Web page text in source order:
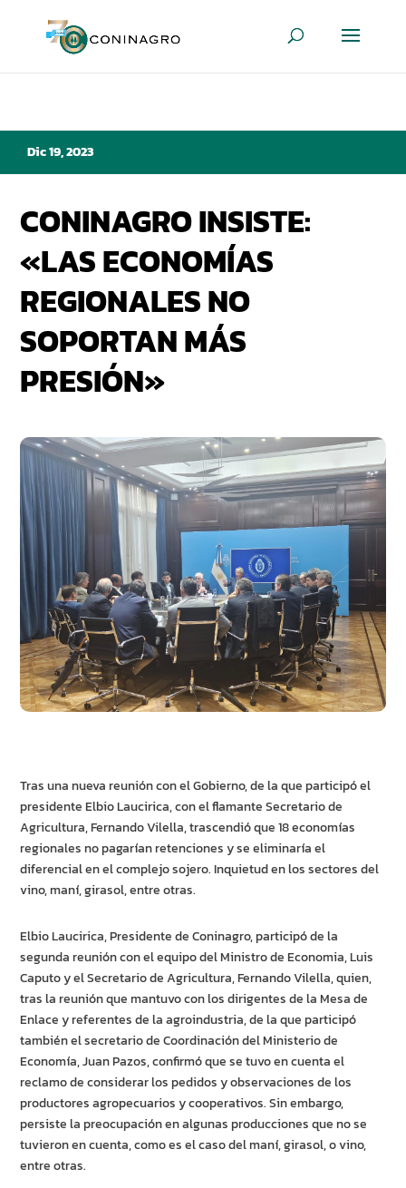
Dic 19, 2023
CONINAGRO INSISTE:
«LAS ECONOMÍAS
REGIONALES NO
SOPORTAN MÁS
PRESIÓN»
Tras una nueva reunión con el Gobierno, de la que participó el
presidente Elbio Laucirica, con el flamante Secretario de
Agricultura, Fernando Vilella, trascendió que 18 economías
regionales no pagarían retenciones y se eliminaría el
diferencial en el complejo sojero. Inquietud en los sectores del
vino, maní, girasol, entre otras.
Elbio Laucirica, Presidente de Coninagro, participó de la
segunda reunión con el equipo del Ministro de Economia, Luis
Caputo y el Secretario de Agricultura, Fernando Vilella, quien,
tras la reunión que mantuvo con los dirigentes de la Mesa de
Enlace y referentes de la agroindustria, de la que participó
también el secretario de Coordinación del Ministerio de
Economía, Juan Pazos, confirmó que se tuvo en cuenta el
reclamo de considerar los pedidos y observaciones de los
productores agropecuarios y cooperativos. Sin embargo,
persiste la preocupación en algunas producciones que no se
tuvieron en cuenta, como es el caso del maní, girasol, o vino,
entre otras.